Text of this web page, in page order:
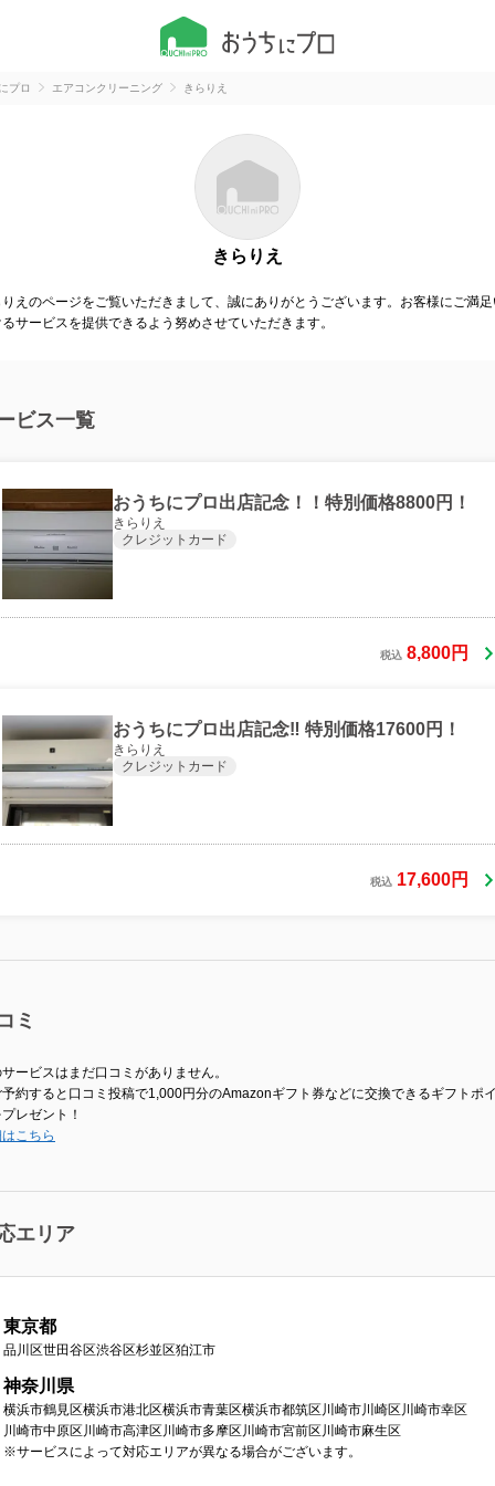
プロ エアコンクリーニング きらりえ
きらりえ
りえのページをご覧いただきまして、誠にありがとうございます。お客様にご満
サービスを提供できるよう努めさせていただきます。
ビス一覧
おうちにプロ出店記念！！特別価格8800円！
きらりえ
クレジットカード
税込 8,800円
おうちにプロ出店記念‼ 特別価格17600円！
きらりえ
クレジットカード
税込 17,600円
ミ
ービスはまだ口コミがありません。
約すると口コミ投稿で1,000円分のAmazonギフト券などに交換できるギフトポ
プレゼント！
こちら
エリア
東京都
品川区世田谷区渋谷区杉並区狛江市
神奈川県
横浜市鶴見区横浜市港北区横浜市青葉区横浜市都筑区 川崎市川崎区 川崎市幸区
川崎市中原区 川崎市高津区 川崎市多摩区 川崎市宮前区 川崎市麻生区
※サービスによって対応エリアが異なる場合がございます。